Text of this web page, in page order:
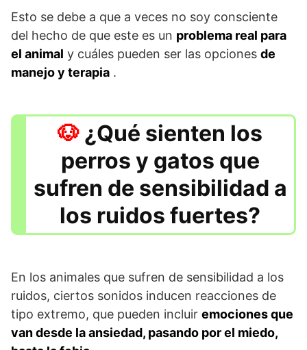
Esto se debe a que a veces no soy consciente
del hecho de que este es un problema real para
el animal y cuáles pueden ser las opciones de
manejo y terapia .
¿Qué sienten los
perros y gatos que
sufren de sensibilidad a
los ruidos fuertes?
En los animales que sufren de sensibilidad a los
ruidos, ciertos sonidos inducen reacciones de
tipo extremo, que pueden incluir emociones que
van desde la ansiedad, pasando por el miedo,